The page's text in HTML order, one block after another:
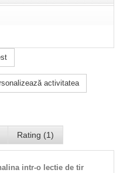
activitatea
Rating (1)
intr-o lectie de tir